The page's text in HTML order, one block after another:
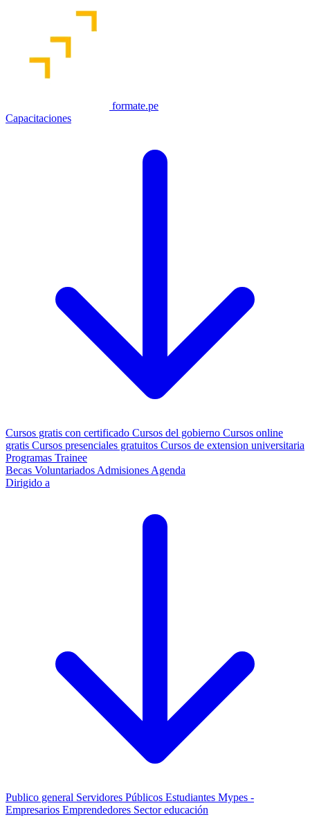
formate.pe
Capacitaciones
Cursos gratis con certificado Cursos del gobierno Cursos online
gratis Cursos presenciales gratuitos Cursos de extension universitaria
Programas Trainee
Becas Voluntariados Admisiones Agenda
Dirigido a
Publico general Servidores Públicos Estudiantes Mypes -
Empresarios Emprendedores Sector educación